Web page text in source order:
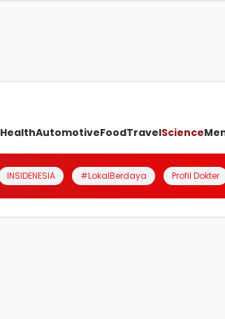
HealthAutomotiveFoodTravelScience
INSIDENESIA #LokalBerdaya Profil Dokter